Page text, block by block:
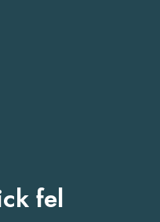
fel